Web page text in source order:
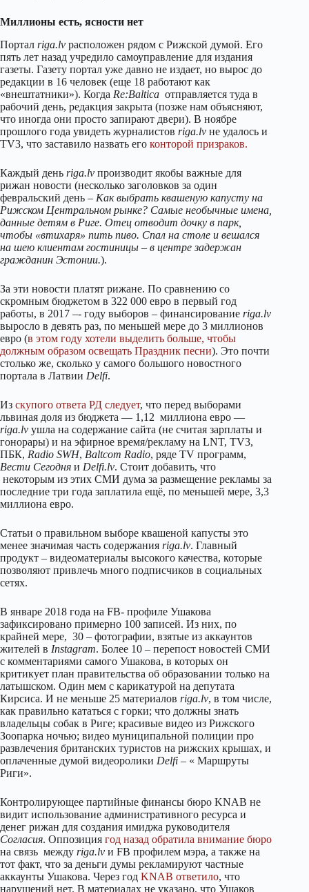
Миллионы есть, ясности нет
Портал riga.lv расположен рядом с Рижской думой. Его
пять лет назад учредило самоуправление для издания
газеты. Газету портал уже давно не издает, но вырос до
редакции в 16 человек (еще 18 работают как
«внештатники»). Когда Re:Baltica отправляется туда в
рабочий день, редакция закрыта (позже нам объясняют,
что иногда они просто запирают двери). В ноябре
прошлого года увидеть журналистов riga.lv не удалось и
TV3, что заставило назвать его конторой призраков.
Каждый день riga.lv производит якобы важные для
рижан новости (несколько заголовков за один
февральский день – Как выбрать квашеную капусту на
Рижском Центральном рынке? Самые необычные имена,
данные детям в Риге. Отец отводит дочку в парк,
чтобы «втихаря» пить пиво. Спал на столе и вешался
на шею клиентам гостиницы – в центре задержан
гражданин Эстонии.).
За эти новости платят рижане. По сравнению со
скромным бюджетом в 322 000 евро в первый год
работы, в 2017 –- году выборов – финансирование riga.lv
выросло в девять раз, по меньшей мере до 3 миллионов
евро (в этом году хотели выделить больше, чтобы
должным образом освещать Праздник песни). Это почти
столько же, сколько у самого большого новостного
портала в Латвии Delfi.
Из скупого ответа РД следует, что перед выборами
львиная доля из бюджета — 1,12 миллиона евро —
riga.lv ушла на содержание сайта (не считая зарплаты и
гонорары) и на эфирное время/рекламу на LNT, TV3,
ПБК, Radio SWH, Baltcom Radio, ряде TV программ,
Вести Сегодня и Delfi.lv. Стоит добавить, что
некоторым из этих СМИ дума за размещение рекламы за
последние три года заплатила ещё, по меньшей мере, 3,3
миллиона евро.
Статьи о правильном выборе квашеной капусты это
менее значимая часть содержания riga.lv. Главный
продукт – видеоматериалы высокого качества, которые
позволяют привлечь много подписчиков в социальных
сетях.
В январе 2018 годa на FB- профиле Ушакова
зафиксировано примерно 100 записей. Из них, по
крайней мере, 30 – фотографии, взятые из аккаунтов
жителей в Instagram. Более 10 – перепост новостей СМИ
с комментариями самого Ушакова, в которых он
критикует план правительства об образовании только на
латышском. Один мем с карикатурой на депутата
Кирсиса. И не меньше 25 материалов riga.lv, в том числе,
как правильно кататься с горки; что должны знать
владельцы собак в Риге; красивые видео из Рижского
Зоопарка ночью; видео муниципальной полиции про
развлечения британских туристов на рижских крышах, и
оплаченные думой видеоролики Delfi – « Маршруты
Риги».
Контролирующее партийные финансы бюро KNAB не
видит использование административного ресурса и
денег рижан для создания имиджа руководителя
Согласия. Оппозиция год назад обратила внимание бюро
на связь между riga.lv и FB профилем мэра, а также на
тот факт, что за деньги думы рекламируют частные
аккаунты Ушакова. Через год KNAB ответило, что
нарушений нет. В материалах не указано, что Ушаков